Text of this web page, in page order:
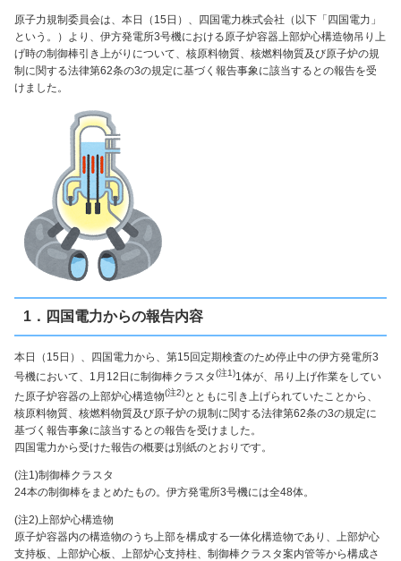
原子力規制委員会は、本日（15日）、四国電力株式会社（以下「四国電力」
という。）より、伊方発電所3号機における原子炉容器上部炉心構造物吊り上
げ時の制御棒引き上がりについて、核原料物質、核燃料物質及び原子炉の規
制に関する法律第62条の3の規定に基づく報告事象に該当するとの報告を受
けました。
1．四国電力からの報告内容
本日（15日）、四国電力から、第15回定期検査のため停止中の伊方発電所3
号機において、1月12日に制御棒クラスタ(注1)1体が、吊り上げ作業をしてい
た原子炉容器の上部炉心構造物(注2)とともに引き上げられていたことから、
核原料物質、核燃料物質及び原子炉の規制に関する法律第62条の3の規定に
基づく報告事象に該当するとの報告を受けました。
四国電力から受けた報告の概要は別紙のとおりです。
(注1)制御棒クラスタ
24本の制御棒をまとめたもの。伊方発電所3号機には全48体。
(注2)上部炉心構造物
原子炉容器内の構造物のうち上部を構成する一体化構造物であり、上部炉心
支持板、上部炉心板、上部炉心支持柱、制御棒クラスタ案内管等から構成さ